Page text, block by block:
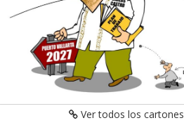
Ver todos los cartones